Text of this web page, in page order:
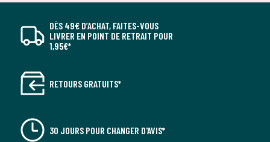
DÈS 49€ D’ACHAT, FAITES-VOUS
LIVRER EN POINT DE RETRAIT POUR
1,95€*
RETOURS GRATUITS*
30 JOURS POUR CHANGER D'AVIS*